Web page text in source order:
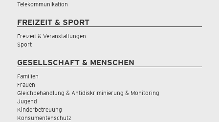
Telekommunikation
FREIZEIT & SPORT
Freizeit & Veranstaltungen
Sport
GESELLSCHAFT & MENSCHEN
Familien
Frauen
Gleichbehandlung & Antidiskriminierung & Monitoring
Jugend
Kinderbetreuung
Konsumentenschutz